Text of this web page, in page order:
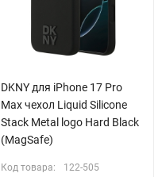
DKNY для iPhone 17 Pro
Max чехол Liquid Silicone
Stack Metal logo Hard Black
(MagSafe)
Код товара: 122-505